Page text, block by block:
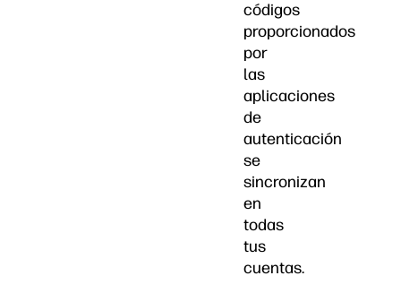
códigos
proporcionados
por
las
aplicaciones
de
autenticación
se
sincronizan
en
todas
tus
cuentas.